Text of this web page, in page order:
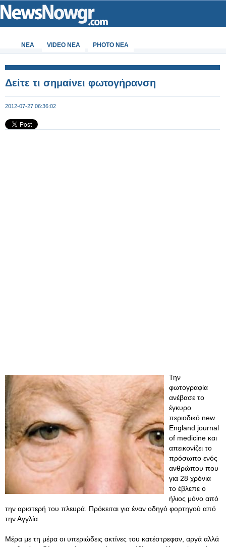
ΝΕΑ VIDEO NEA PHOTO NEA
Δείτε τι σημαίνει φωτογήρανση
2012-07-27 06:36:02
Την
φωτογραφία
ανέβασε το
έγκυρο
περιοδικό new
England journal
of medicine και
απεικονίζει το
πρόσωπο ενός
ανθρώπου που
για 28 χρόνια
το έβλεπε ο
ήλιος μόνο από
την αριστερή του πλευρά. Πρόκειται για έναν οδηγό φορτηγού από
την Αγγλία.
Μέρα με τη μέρα οι υπεριώδεις ακτίνες του κατέστρεφαν, αργά αλλά